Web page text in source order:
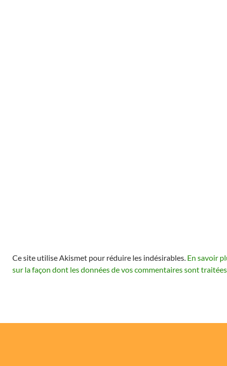
Ce site utilise Akismet pour réduire les indésirables. En savoir
sur la façon dont les données de vos commentaires sont traitées